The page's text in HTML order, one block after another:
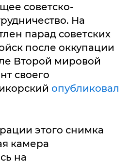
советско-
На
парад советских
после оккупации
Второй мировой
своего
опубликовал
этого снимка
камера
на